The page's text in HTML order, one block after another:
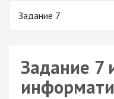
Задание 7
Задание 7